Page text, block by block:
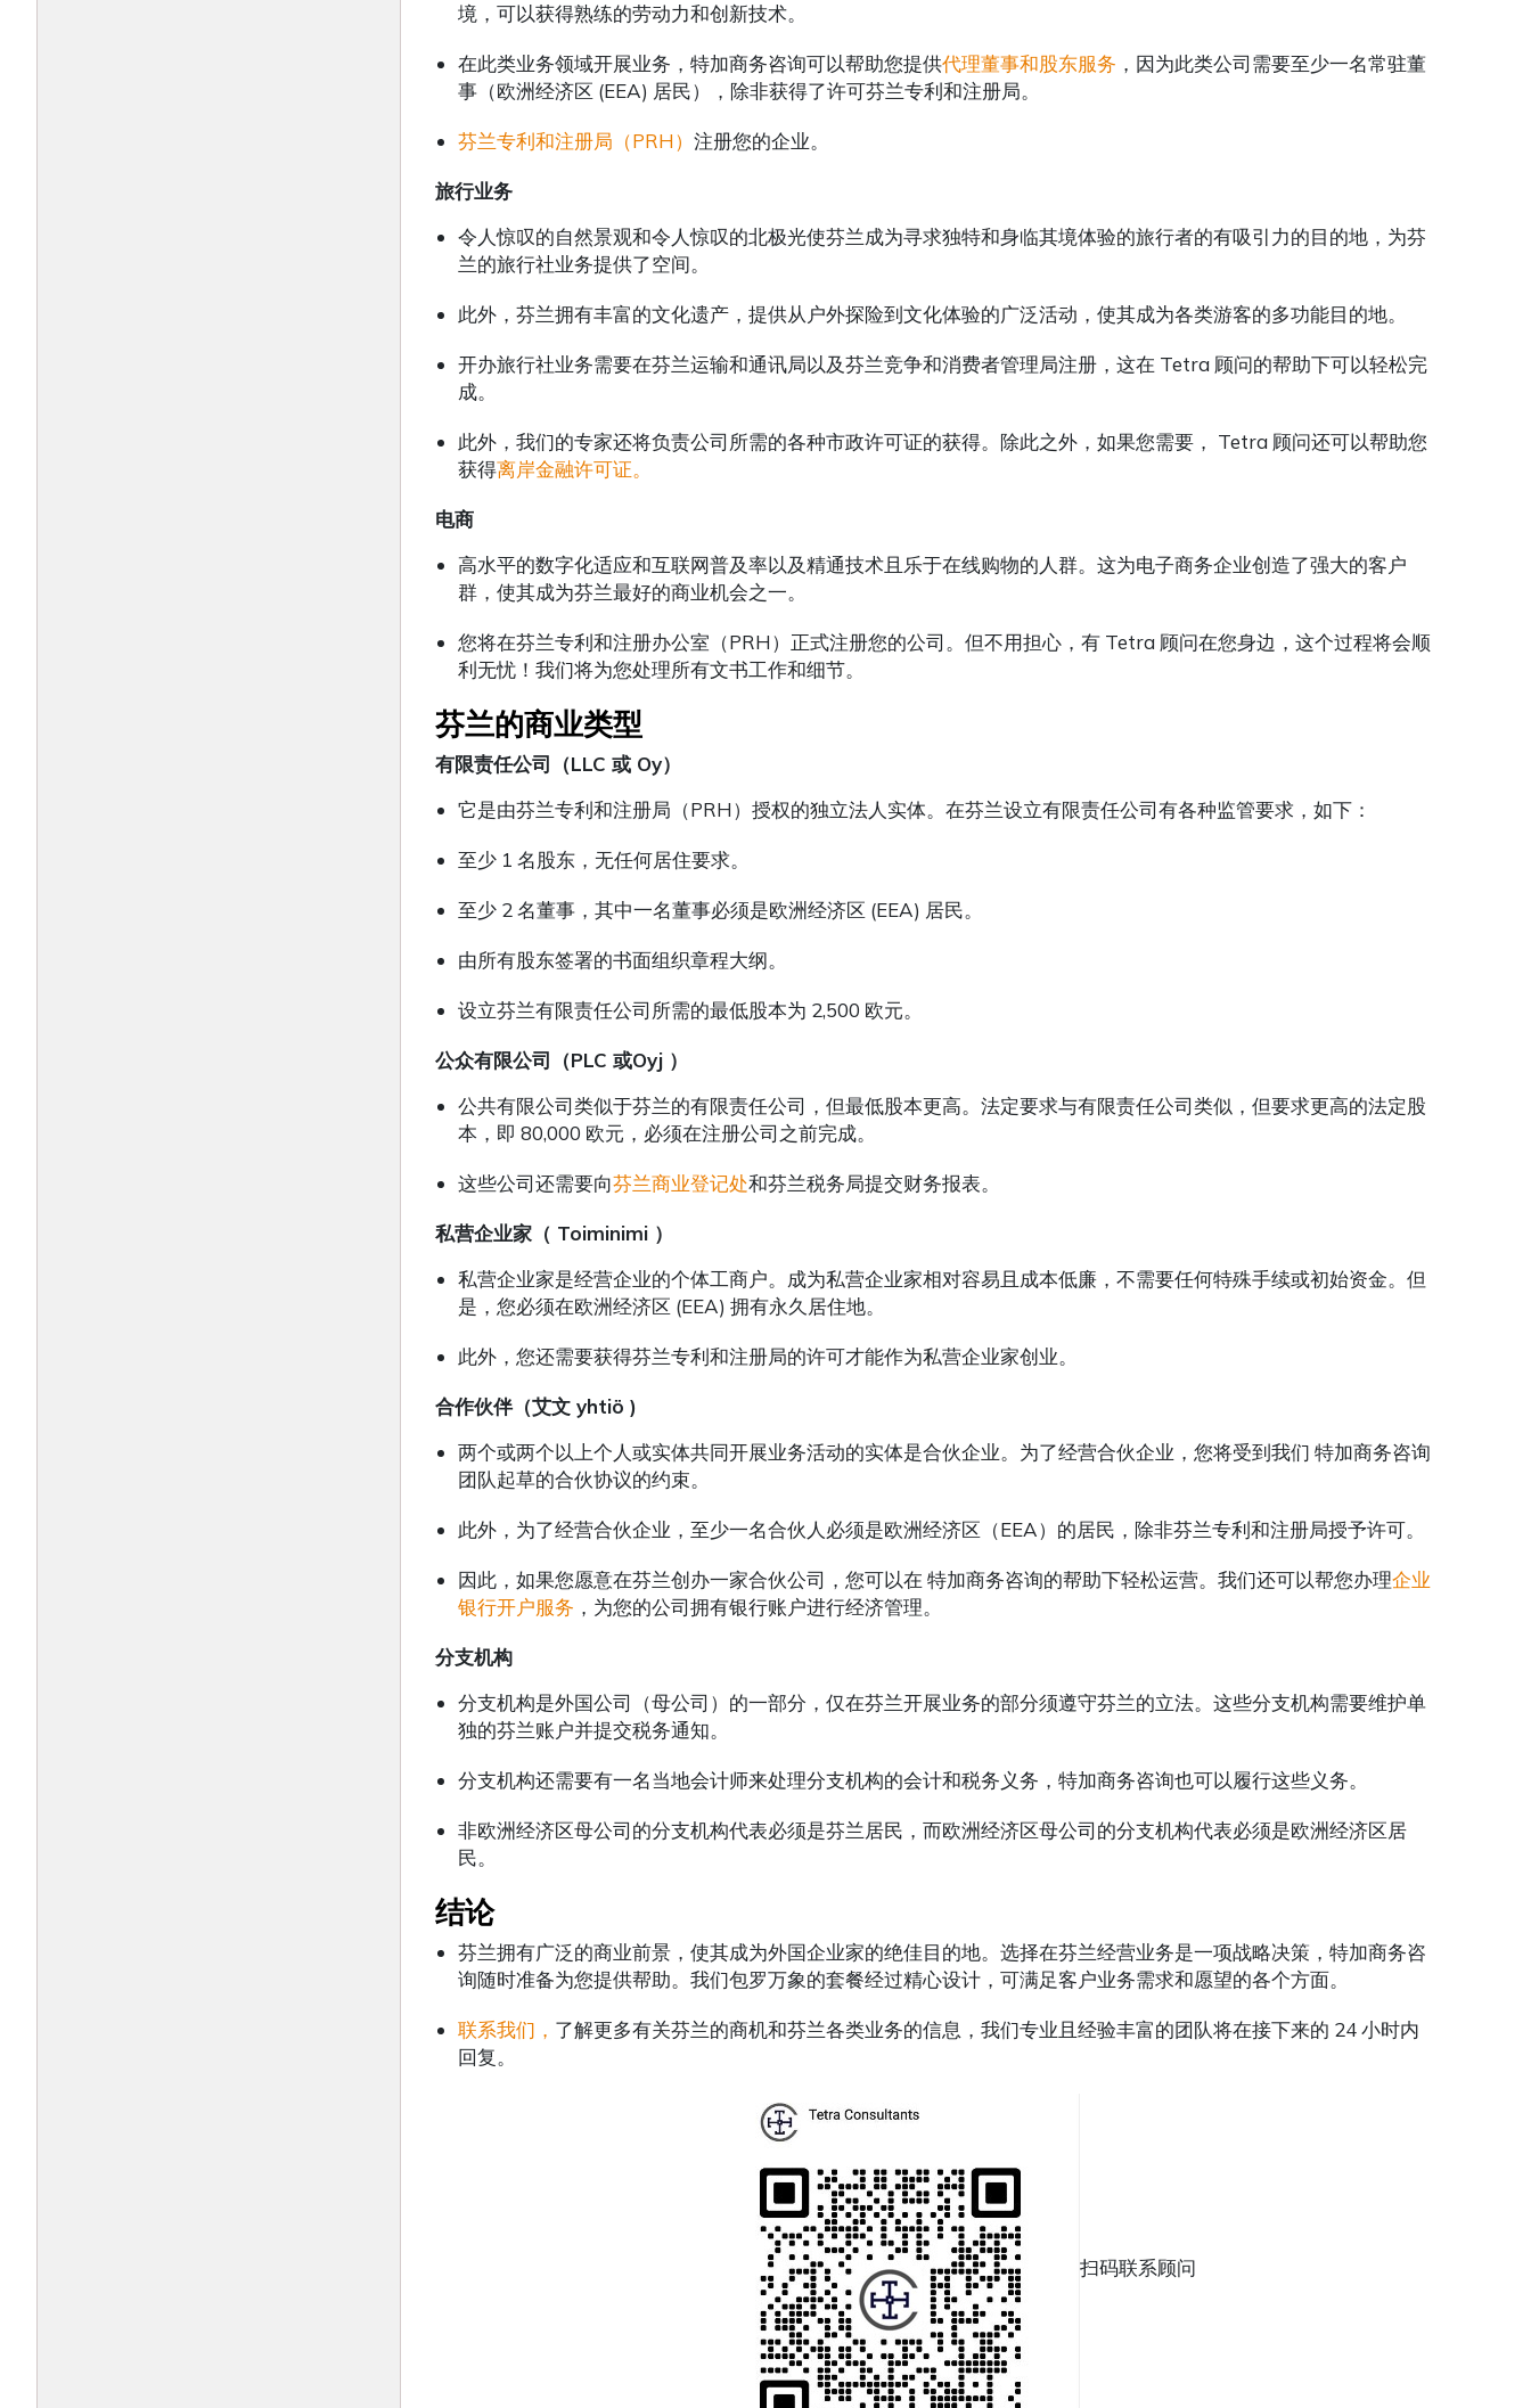
境，可以获得熟练的劳动力和创新技术。
在此类业务领域开展业务，特加商务咨询可以帮助您提供代理董事和股东服务 ，因为此类公司需要至少一名常驻董
事（欧洲经济区 (EEA) 居民），除非获得了许可芬兰专利和注册局。
芬兰专利和注册局（PRH） 注册您的企业。
旅行业务
令人惊叹的自然景观和令人惊叹的北极光使芬兰成为寻求独特和身临其境体验的旅行者的有吸引力的目的地，为芬
兰的旅行社业务提供了空间。
此外，芬兰拥有丰富的文化遗产，提供从户外探险到文化体验的广泛活动，使其成为各类游客的多功能目的地。
开办旅行社业务需要在芬兰运输和通讯局以及芬兰竞争和消费者管理局注册，这在 Tetra 顾问的帮助下可以轻松完
成。
此外，我们的专家还将负责公司所需的各种市政许可证的获得。除此之外，如果您需要， Tetra 顾问还可以帮助您
获得离岸金融许可证。
电商
高水平的数字化适应和互联网普及率以及精通技术且乐于在线购物的人群。这为电子商务企业创造了强大的客户
群，使其成为芬兰最好的商业机会之一。
您将在芬兰专利和注册办公室（PRH）正式注册您的公司。但不用担心，有 Tetra 顾问在您身边，这个过程将会顺
利无忧！我们将为您处理所有文书工作和细节。
芬兰的商业类型
有限责任公司（LLC 或 Oy）
它是由芬兰专利和注册局（PRH）授权的独立法人实体。在芬兰设立有限责任公司有各种监管要求，如下：
至少 1 名股东，无任何居住要求。
至少 2 名董事，其中一名董事必须是欧洲经济区 (EEA) 居民。
由所有股东签署的书面组织章程大纲。
设立芬兰有限责任公司所需的最低股本为 2,500 欧元。
公众有限公司（PLC 或Oyj ）
公共有限公司类似于芬兰的有限责任公司，但最低股本更高。法定要求与有限责任公司类似，但要求更高的法定股
本，即 80,000 欧元，必须在注册公司之前完成。
这些公司还需要向芬兰商业登记处和芬兰税务局提交财务报表。
私营企业家（ Toiminimi ）
私营企业家是经营企业的个体工商户。成为私营企业家相对容易且成本低廉，不需要任何特殊手续或初始资金。但
是，您必须在欧洲经济区 (EEA) 拥有永久居住地。
此外，您还需要获得芬兰专利和注册局的许可才能作为私营企业家创业。
合作伙伴（艾文 yhtiö )
两个或两个以上个人或实体共同开展业务活动的实体是合伙企业。为了经营合伙企业，您将受到我们 特加商务咨询
团队起草的合伙协议的约束。
此外，为了经营合伙企业，至少一名合伙人必须是欧洲经济区（EEA）的居民，除非芬兰专利和注册局授予许可。
因此，如果您愿意在芬兰创办一家合伙公司，您可以在 特加商务咨询的帮助下轻松运营。我们还可以帮您办理企业
银行开户服务 ，为您的公司拥有银行账户进行经济管理。
分支机构
分支机构是外国公司（母公司）的一部分，仅在芬兰开展业务的部分须遵守芬兰的立法。这些分支机构需要维护单
独的芬兰账户并提交税务通知。
分支机构还需要有一名当地会计师来处理分支机构的会计和税务义务，特加商务咨询也可以履行这些义务。
非欧洲经济区母公司的分支机构代表必须是芬兰居民，而欧洲经济区母公司的分支机构代表必须是欧洲经济区居
民。
结论
芬兰拥有广泛的商业前景，使其成为外国企业家的绝佳目的地。选择在芬兰经营业务是一项战略决策，特加商务咨
询随时准备为您提供帮助。我们包罗万象的套餐经过精心设计，可满足客户业务需求和愿望的各个方面。
联系我们， 了解更多有关芬兰的商机和芬兰各类业务的信息，我们专业且经验丰富的团队将在接下来的 24 小时内
回复。
扫码联系顾问